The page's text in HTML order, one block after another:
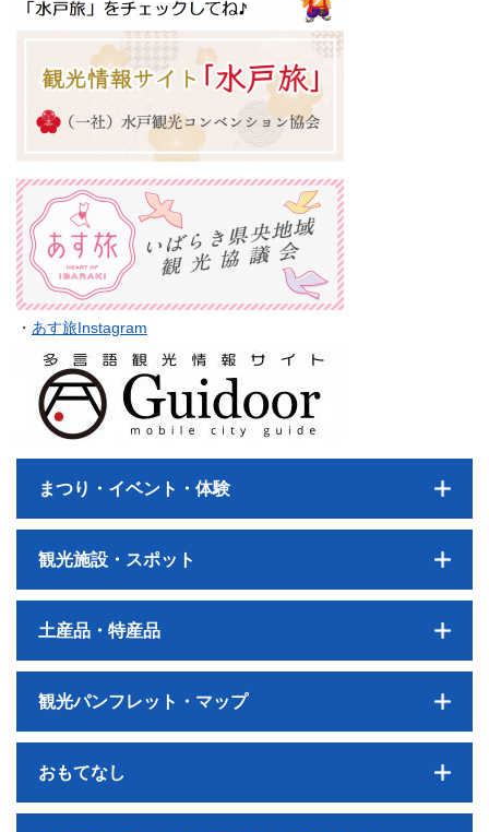
・ あす旅Instagram
まつり・イベント・体験
観光施設・スポット
土産品・特産品
観光パンフレット・マップ
おもてなし